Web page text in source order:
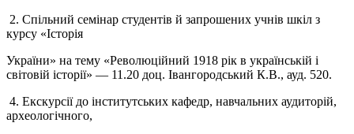
2. Спільний семінар студентів й запрошених учнів шкіл з
курсу «Історія
України» на тему «Революційний 1918 рік в українській і
світовій історії» — 11.20 доц. Івангородський К.В., ауд. 520.
4. Екскурсії до інститутських кафедр, навчальних аудиторій,
археологічного,